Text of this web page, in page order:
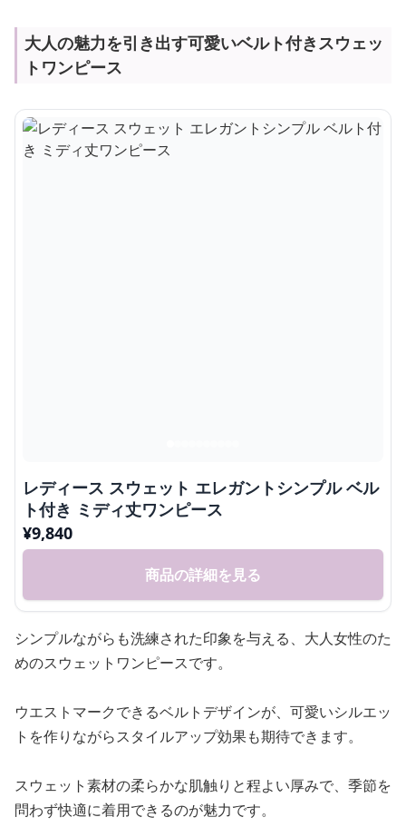
大人の魅力を引き出す可愛いベルト付きスウェッ
トワンピース
レディース スウェット エレガントシンプル ベル
ト付き ミディ丈ワンピース
¥9,840
商品の詳細を見る
シンプルながらも洗練された印象を与える、大人女性のた
めのスウェットワンピースです。
ウエストマークできるベルトデザインが、可愛いシルエッ
トを作りながらスタイルアップ効果も期待できます。
スウェット素材の柔らかな肌触りと程よい厚みで、季節を
問わず快適に着用できるのが魅力です。